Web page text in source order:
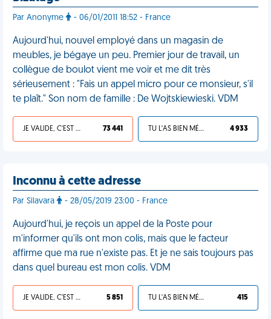
Par Anonyme - 06/01/2011 18:52 - France
Aujourd'hui, nouvel employé dans un magasin de
meubles, je bégaye un peu. Premier jour de travail, un
collègue de boulot vient me voir et me dit très
sérieusement : "Fais un appel micro pour ce monsieur, s'il
te plaît." Son nom de famille : De Wojtskiewieski. VDM
JE VALIDE, C'EST UNE VDM 73 441 TU L'AS BIEN MÉRITÉ 4 933
Inconnu à cette adresse
Par Silavara - 28/05/2019 23:00 - France
Aujourd'hui, je reçois un appel de la Poste pour
m'informer qu'ils ont mon colis, mais que le facteur
affirme que ma rue n'existe pas. Et je ne sais toujours pas
dans quel bureau est mon colis. VDM
JE VALIDE, C'EST UNE VDM 5 851 TU L'AS BIEN MÉRITÉ 415